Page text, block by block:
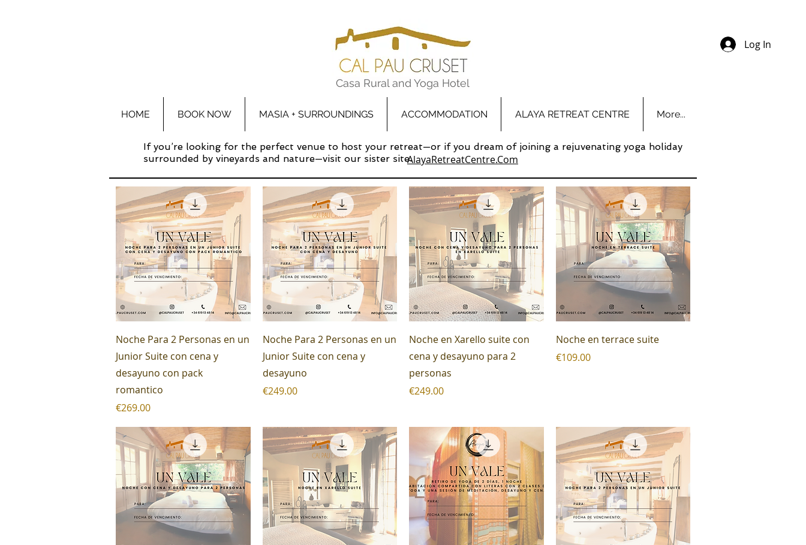
Casa Rural and Yoga Hotel
HOME BOOK NOW MASIA + SURROUNDINGS ACCOMMODATION ALAYA RETREAT CENTRE More...
If you’re looking for the perfect venue to host your retreat—or if you dream of joining a rejuvenating yoga holiday
surrounded by vineyards and nature—visit our sister site:AlayaRetreatCentre.Com
Log In
Quick View
Noche Para 2 Personas en un
Junior Suite con cena y
desayuno con pack
romantico
Price
€269.00
Quick View
Noche Para 2 Personas en un
Junior Suite con cena y
desayuno
Price
€249.00
Quick View
Noche en Xarello suite con
cena y desayuno para 2
personas
Price
€249.00
Quick View
Noche en terrace suite
Price
€109.00